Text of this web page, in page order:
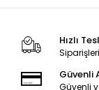
Hızlı
Güvenli
Güvenli